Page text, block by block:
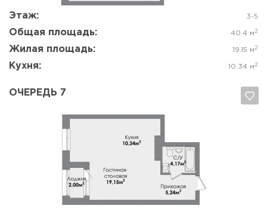
Этаж: 3-5
Общая площадь: 40.4 м 2
Жилая площадь: 19.15 м 2
Кухня: 10.34 м 2
ОЧЕРЕДЬ 7
Да, удалить